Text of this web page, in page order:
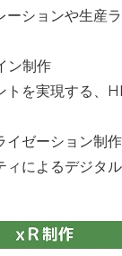
ーションや生産
ン制作
トを実現する
イゼーション制作
ィによるデジタ